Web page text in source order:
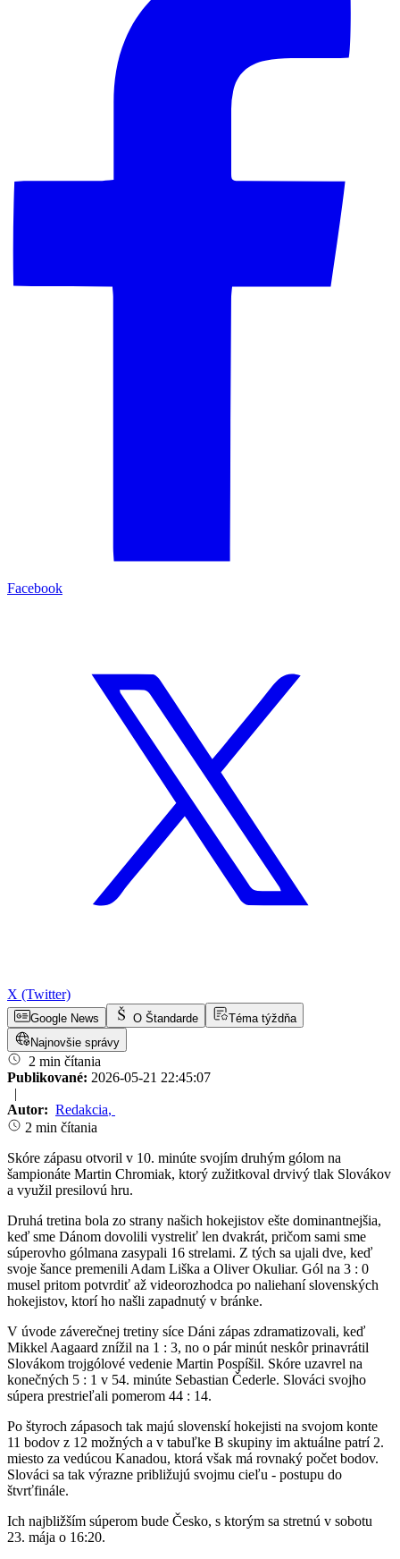
Facebook
X (Twitter)
Google News O Štandarde
Téma týždňa
Najnovšie správy
2 min čítania
Publikované: 2026-05-21 22:45:07
|
Autor: Redakcia,
2 min čítania
Skóre zápasu otvoril v 10. minúte svojím druhým gólom na
šampionáte Martin Chromiak, ktorý zužitkoval drvivý tlak Slovákov
a využil presilovú hru.
Druhá tretina bola zo strany našich hokejistov ešte dominantnejšia,
keď sme Dánom dovolili vystreliť len dvakrát, pričom sami sme
súperovho gólmana zasypali 16 strelami. Z tých sa ujali dve, keď
svoje šance premenili Adam Liška a Oliver Okuliar. Gól na 3 : 0
musel pritom potvrdiť až videorozhodca po naliehaní slovenských
hokejistov, ktorí ho našli zapadnutý v bránke.
V úvode záverečnej tretiny síce Dáni zápas zdramatizovali, keď
Mikkel Aagaard znížil na 1 : 3, no o pár minút neskôr prinavrátil
Slovákom trojgólové vedenie Martin Pospíšil. Skóre uzavrel na
konečných 5 : 1 v 54. minúte Sebastian Čederle. Slováci svojho
súpera prestrieľali pomerom 44 : 14.
Po štyroch zápasoch tak majú slovenskí hokejisti na svojom konte
11 bodov z 12 možných a v tabuľke B skupiny im aktuálne patrí 2.
miesto za vedúcou Kanadou, ktorá však má rovnaký počet bodov.
Slováci sa tak výrazne približujú svojmu cieľu - postupu do
štvrťfinále.
Ich najbližším súperom bude Česko, s ktorým sa stretnú v sobotu
23. mája o 16:20.